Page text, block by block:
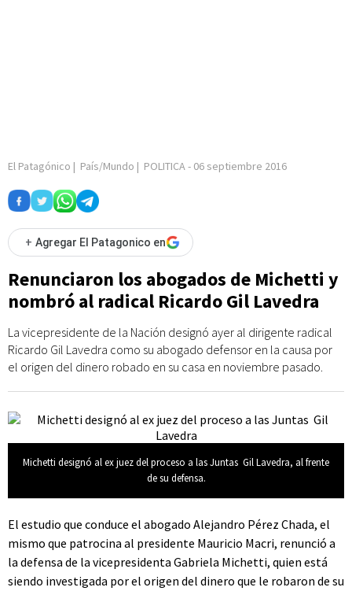
El Patagónico | País/Mundo | POLITICA- 06 septiembre 2016
+ Agregar El Patagonico en
Renunciaron los abogados de Michetti y
nombró al radical Ricardo Gil Lavedra
La vicepresidente de la Nación designó ayer al dirigente radical
Ricardo Gil Lavedra como su abogado defensor en la causa por
el origen del dinero robado en su casa en noviembre pasado.
Michetti designó al ex juez del proceso a las Juntas Gil Lavedra, al frente
de su defensa.
El estudio que conduce el abogado Alejandro Pérez Chada, el
mismo que patrocina al presidente Mauricio Macri, renunció a
la defensa de la vicepresidenta Gabriela Michetti, quien está
siendo investigada por el origen del dinero que le robaron de su